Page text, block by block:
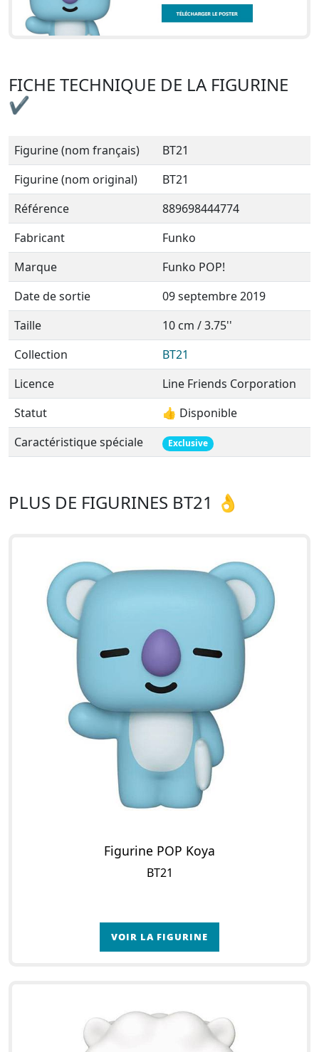
FICHE TECHNIQUE DE LA FIGURINE
✔
Figurine (nom français)
BT21
Figurine (nom original)
BT21
Référence
889698444774
Fabricant
Funko
Marque
Funko POP!
Date de sortie
09 septembre 2019
Taille
10 cm / 3.75''
Collection
BT21
Licence
Line Friends Corporation
Statut
👍 Disponible
Caractéristique spéciale
Exclusive
PLUS DE FIGURINES BT21 👌
Figurine POP Koya
BT21
VOIR LA FIGURINE